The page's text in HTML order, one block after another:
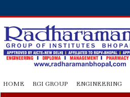
HOME RGI GROUP ENGINEERING